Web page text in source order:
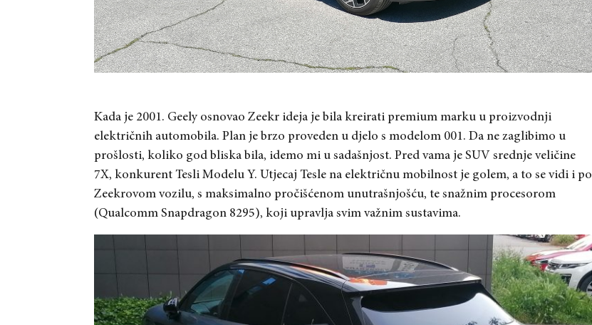
Kada je 2001. Geely osnovao Zeekr ideja je bila kreirati premium marku u proizvodnji
električnih automobila. Plan je brzo proveden u djelo s modelom 001. Da ne zaglibimo u
prošlosti, koliko god bliska bila, idemo mi u sadašnjost. Pred vama je SUV srednje veličine
7X, konkurent Tesli Modelu Y. Utjecaj Tesle na električnu mobilnost je golem, a to se vidi i po
Zeekrovom vozilu, s maksimalno pročišćenom unutrašnjošću, te snažnim procesorom
(Qualcomm Snapdragon 8295), koji upravlja svim važnim sustavima.